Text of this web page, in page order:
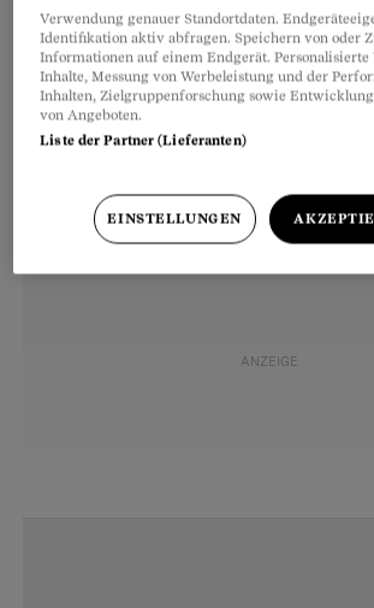
Nach diversen Jobs in der
Privatwirtschaft schrieb er eine
Heute forscht der37-Jährigein
Geisteswissenschaften und
Projektleiter an einer öffentlichen
Verwendung genauer Standortdaten.
Identifikation aktiv abfragen. Speichern von oder
Informationen auf einem Endgerät. Personalisierte
Inhalte, Messung von Werbeleistung und der
Inhalten, Zielgruppenforschung sowie
von Angeboten.
Liste der Partner (Lieferanten)
EINSTELLUNGEN